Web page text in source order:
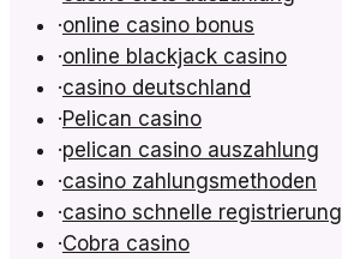
·online casino bonus
·online blackjack casino
·casino deutschland
·Pelican casino
·pelican casino auszahlung
·casino zahlungsmethoden
·casino schnelle registrierung
·Cobra casino